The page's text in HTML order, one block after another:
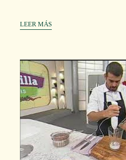
LEER MÁS